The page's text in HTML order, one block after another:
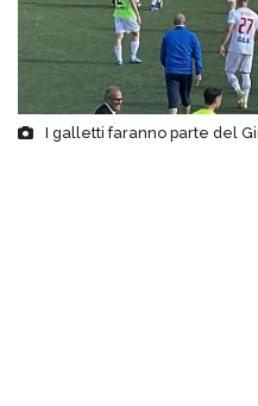
I galletti faranno parte del